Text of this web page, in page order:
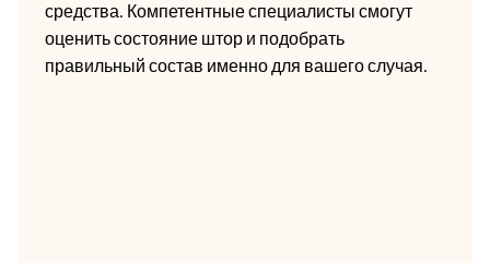
средства. Компетентные специалисты смогут
оценить состояние штор и подобрать
правильный состав именно для вашего случая.